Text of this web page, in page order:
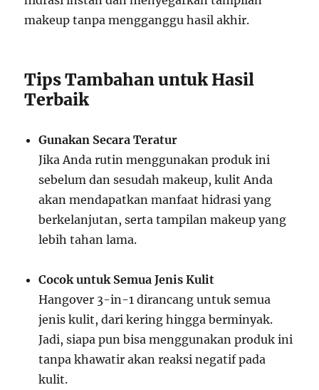
makeup tanpa mengganggu hasil akhir.
Tips Tambahan untuk Hasil
Terbaik
Gunakan Secara Teratur
Jika Anda rutin menggunakan produk ini
sebelum dan sesudah makeup, kulit Anda
akan mendapatkan manfaat hidrasi yang
berkelanjutan, serta tampilan makeup yang
lebih tahan lama.
Cocok untuk Semua Jenis Kulit
Hangover 3-in-1 dirancang untuk semua
jenis kulit, dari kering hingga berminyak.
Jadi, siapa pun bisa menggunakan produk ini
tanpa khawatir akan reaksi negatif pada
kulit.